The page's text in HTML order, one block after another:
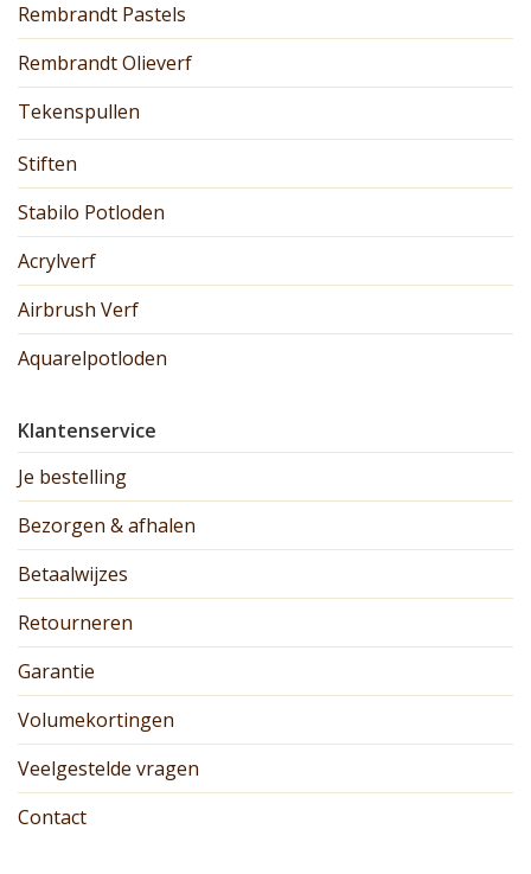
Rembrandt Pastels
Rembrandt Olieverf
Tekenspullen
Stiften
Stabilo Potloden
Acrylverf
Airbrush Verf
Aquarelpotloden
Klantenservice
Je bestelling
Bezorgen & afhalen
Betaalwijzes
Retourneren
Garantie
Volumekortingen
Veelgestelde vragen
Contact